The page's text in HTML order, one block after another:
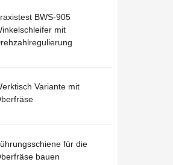
BWS-905
mit
Variante mit
für die
bauen